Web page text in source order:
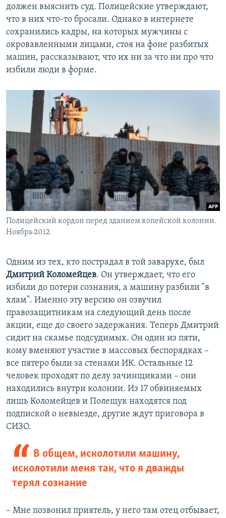
должен выяснить суд. Полицейские утверждают,
что в них что-то бросали. Однако в интернете
сохранились кадры, на которых мужчины с
окровавленными лицами, стоя на фоне разбитых
машин, рассказывают, что их ни за что ни про что
избили люди в форме.
Полицейский кордон перед зданием копейской колонии.
Ноябрь 2012
Одним из тех, кто пострадал в той заварухе, был
Дмитрий Коломейцев. Он утверждает, что его
избили до потери сознания, а машину разбили "в
хлам". Именно эту версию он озвучил
правозащитникам на следующий день после
акции, еще до своего задержания. Теперь Дмитрий
сидит на скамье подсудимых. Он один из пяти,
кому вменяют участие в массовых беспорядках –
все пятеро были за стенами ИК. Остальные 12
человек проходят по делу зачинщиками – они
находились внутри колонии. Из 17 обвиняемых
лишь Коломейцев и Полещук находятся под
подпиской о невыезде, другие ждут приговора в
СИЗО.
В общем, исколотили машину,
исколотили меня так, что я дважды
терял сознание
– Мне позвонил приятель, у него там отец отбывает,